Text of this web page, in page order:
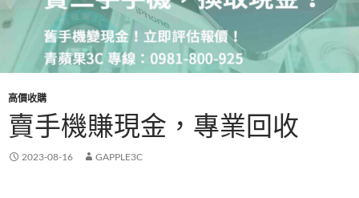
高價收購
賣手機賺現金，專業回收
2023-08-16 GAPPLE3C